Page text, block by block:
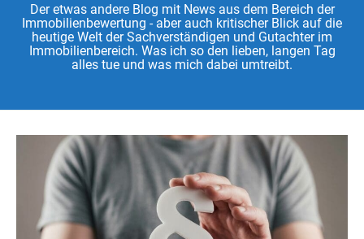
Der etwas andere Blog mit News aus dem Bereich der
Immobilienbewertung - aber auch kritischer Blick auf die
heutige Welt der Sachverständigen und Gutachter im
Immobilienbereich. Was ich so den lieben, langen Tag
alles tue und was mich dabei umtreibt.